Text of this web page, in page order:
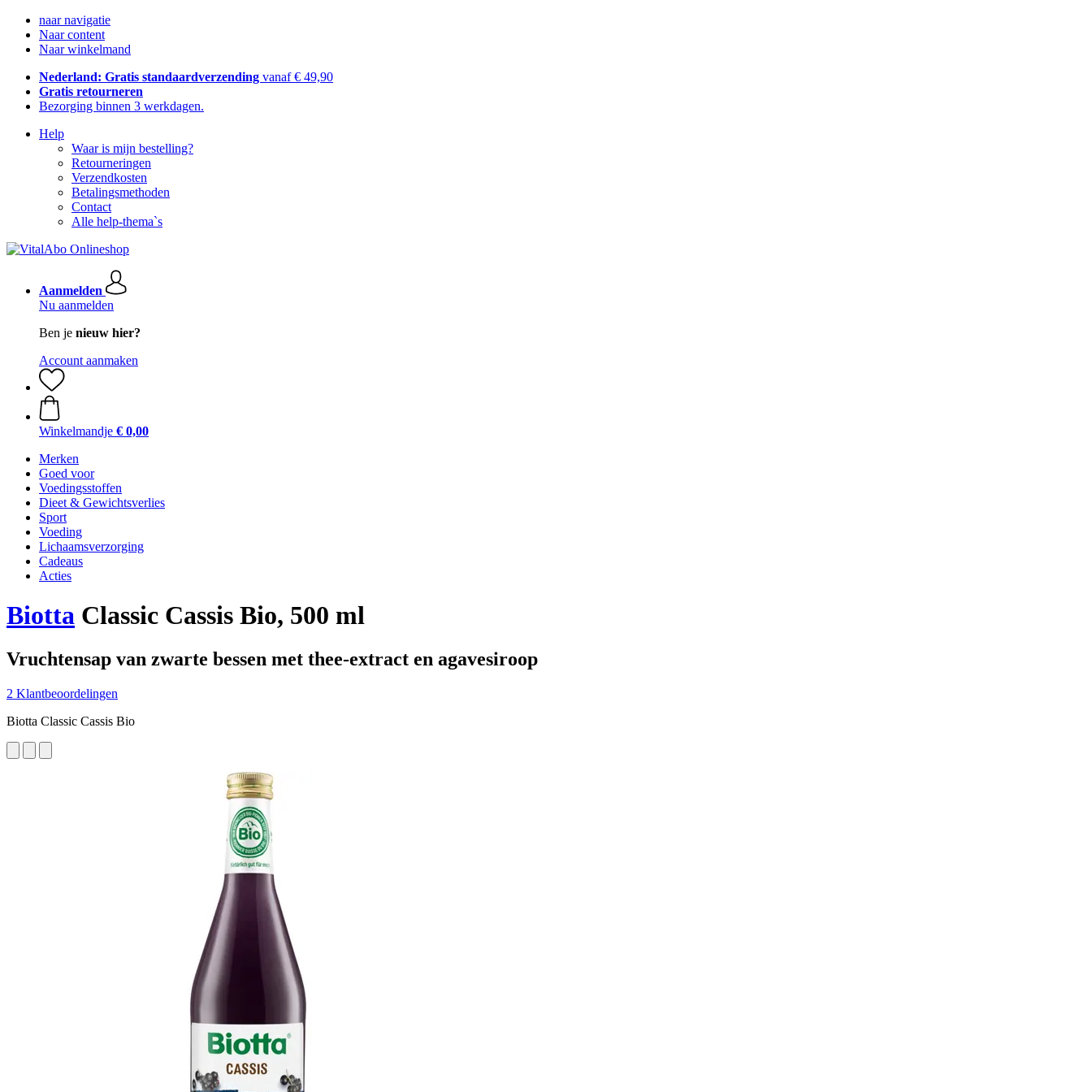
naar navigatie
Naar content
Naar winkelmand
Nederland: Gratis standaardverzending vanaf € 49,90
Gratis retourneren
Bezorging binnen 3 werkdagen.
Help
Waar is mijn bestelling?
Retourneringen
Verzendkosten
Betalingsmethoden
Contact
Alle help-thema`s
Aanmelden
Nu aanmelden
Ben je nieuw hier?
Account aanmaken
Winkelmandje € 0,00
Merken
Goed voor
Voedingsstoffen
Dieet & Gewichtsverlies
Sport
Voeding
Lichaamsverzorging
Cadeaus
Acties
Biotta Classic Cassis Bio, 500 ml
Vruchtensap van zwarte bessen met thee-extract en agavesiroop
2 Klantbeoordelingen
Biotta Classic Cassis Bio